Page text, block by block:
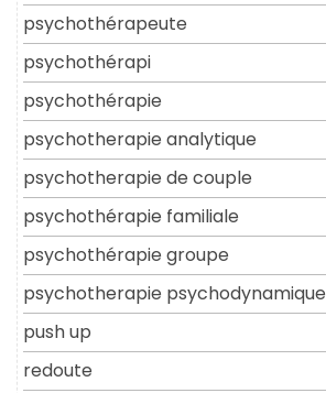
psychothérapeute
psychothérapi
psychothérapie
psychotherapie analytique
psychotherapie de couple
psychothérapie familiale
psychothérapie groupe
psychotherapie psychodynamique
push up
redoute